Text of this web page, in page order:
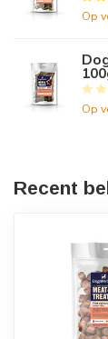
Op
Op
Recent